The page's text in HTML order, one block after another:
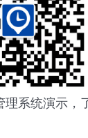
理系统演示，